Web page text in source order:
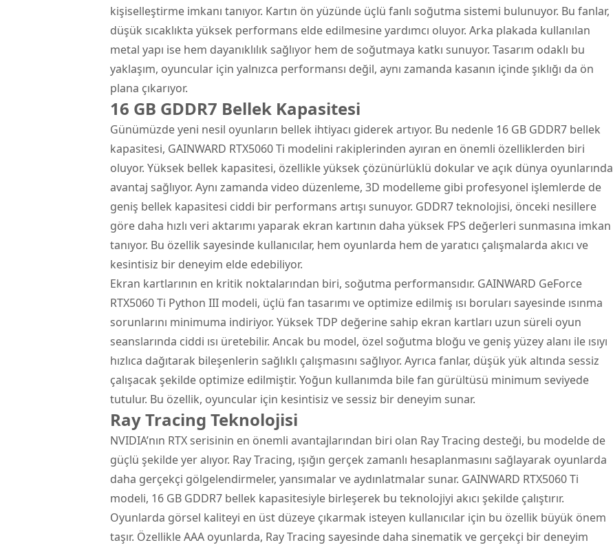
kişiselleştirme imkanı tanıyor. Kartın ön yüzünde üçlü fanlı soğutma sistemi bulunuyor. Bu fanlar,
düşük sıcaklıkta yüksek performans elde edilmesine yardımcı oluyor. Arka plakada kullanılan
metal yapı ise hem dayanıklılık sağlıyor hem de soğutmaya katkı sunuyor. Tasarım odaklı bu
yaklaşım, oyuncular için yalnızca performansı değil, aynı zamanda kasanın içinde şıklığı da ön
plana çıkarıyor.
16 GB GDDR7 Bellek Kapasitesi
Günümüzde yeni nesil oyunların bellek ihtiyacı giderek artıyor. Bu nedenle 16 GB GDDR7 bellek
kapasitesi, GAINWARD RTX5060 Ti modelini rakiplerinden ayıran en önemli özelliklerden biri
oluyor. Yüksek bellek kapasitesi, özellikle yüksek çözünürlüklü dokular ve açık dünya oyunlarında
avantaj sağlıyor. Aynı zamanda video düzenleme, 3D modelleme gibi profesyonel işlemlerde de
geniş bellek kapasitesi ciddi bir performans artışı sunuyor. GDDR7 teknolojisi, önceki nesillere
göre daha hızlı veri aktarımı yaparak ekran kartının daha yüksek FPS değerleri sunmasına imkan
tanıyor. Bu özellik sayesinde kullanıcılar, hem oyunlarda hem de yaratıcı çalışmalarda akıcı ve
kesintisiz bir deneyim elde edebiliyor.
Ekran kartlarının en kritik noktalarından biri, soğutma performansıdır. GAINWARD GeForce
RTX5060 Ti Python III modeli, üçlü fan tasarımı ve optimize edilmiş ısı boruları sayesinde ısınma
sorunlarını minimuma indiriyor. Yüksek TDP değerine sahip ekran kartları uzun süreli oyun
seanslarında ciddi ısı üretebilir. Ancak bu model, özel soğutma bloğu ve geniş yüzey alanı ile ısıyı
hızlıca dağıtarak bileşenlerin sağlıklı çalışmasını sağlıyor. Ayrıca fanlar, düşük yük altında sessiz
çalışacak şekilde optimize edilmiştir. Yoğun kullanımda bile fan gürültüsü minimum seviyede
tutulur. Bu özellik, oyuncular için kesintisiz ve sessiz bir deneyim sunar.
Ray Tracing Teknolojisi
NVIDIA’nın RTX serisinin en önemli avantajlarından biri olan Ray Tracing desteği, bu modelde de
güçlü şekilde yer alıyor. Ray Tracing, ışığın gerçek zamanlı hesaplanmasını sağlayarak oyunlarda
daha gerçekçi gölgelendirmeler, yansımalar ve aydınlatmalar sunar. GAINWARD RTX5060 Ti
modeli, 16 GB GDDR7 bellek kapasitesiyle birleşerek bu teknolojiyi akıcı şekilde çalıştırır.
Oyunlarda görsel kaliteyi en üst düzeye çıkarmak isteyen kullanıcılar için bu özellik büyük önem
taşır. Özellikle AAA oyunlarda, Ray Tracing sayesinde daha sinematik ve gerçekçi bir deneyim